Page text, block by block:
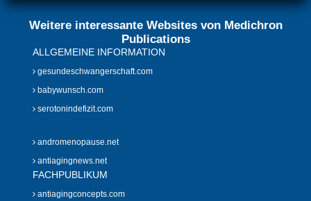
Weitere interessante Websites von Medichron
Publications
ALLGEMEINE INFORMATION
gesundeschwangerschaft.com
babywunsch.com
serotonindefizit.com
andromenopause.net
antiagingnews.net
FACHPUBLIKUM
antiagingconcepts.com